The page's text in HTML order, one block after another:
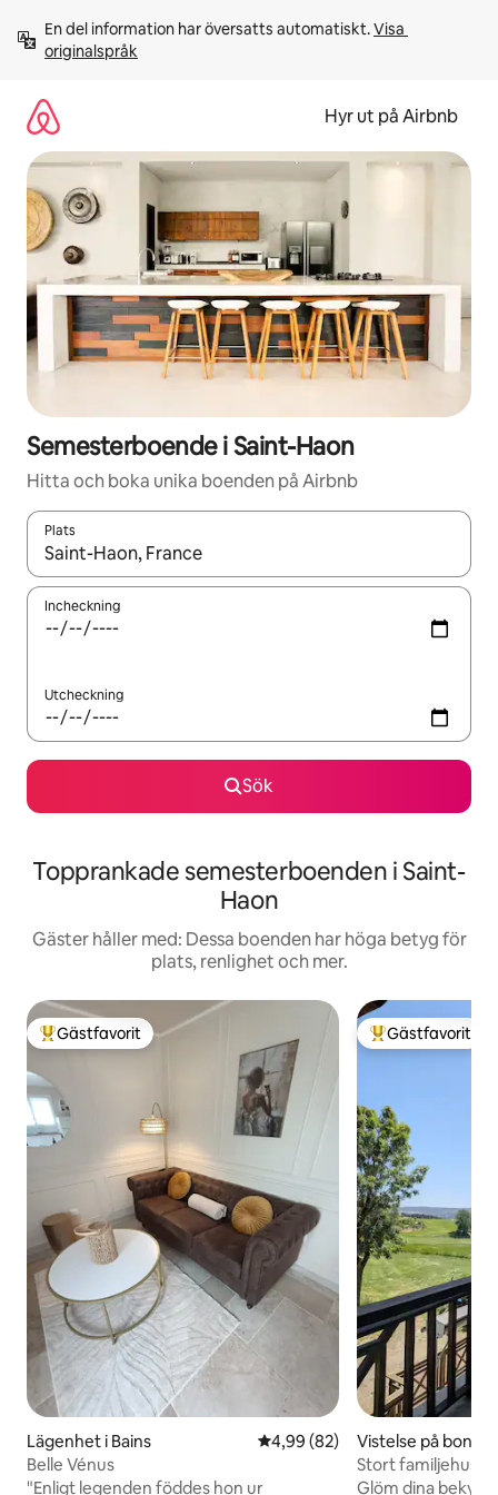
innehåll
En del information har översatts automatiskt. Visa
originalspråk
Hyr ut på Airbnb
Semesterboende i Saint-Haon
Hitta och boka unika boenden på Airbnb
Plats
När resultaten är tillgängliga kan du navigera med upp- och
Incheckning
Utcheckning
Sök
Topprankade semesterboenden i Saint-
Haon
Gäster håller med: Dessa boenden har höga betyg för
plats, renlighet och mer.
Populär gästfavorit
Gästfavorit
Lägenhet i Bains 4,99 av 5 i genomsnittligt
4,99 (82)
Belle Vénus
"Enligt legenden föddes hon ur
Populär
Gästfavorit
Vistelse på
Haon
Stort familjehus
Glöm dina